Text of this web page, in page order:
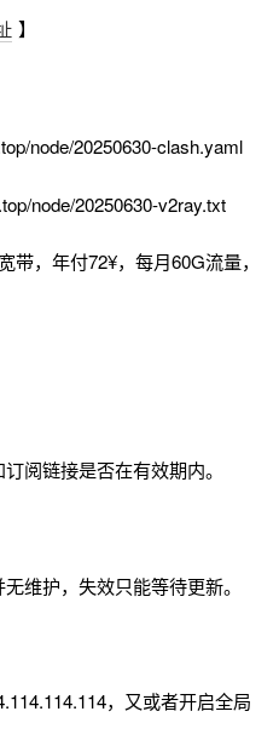
】
node/20250630-clash.yaml
node/20250630-v2ray.txt
，年付72¥，每月60G流量，
阅链接是否在有效期内。
维护，失效只能等待更新。
，又或者开启全局